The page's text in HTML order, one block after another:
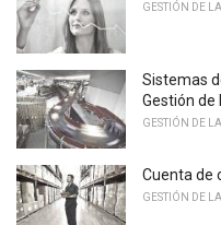
GESTIÓN DE
Sistemas
Gestión de
GESTIÓN DE
Cuenta de
GESTIÓN DE